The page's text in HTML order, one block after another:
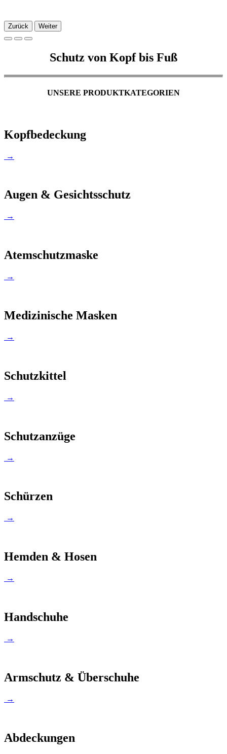
Zurück Weiter
Schutz von Kopf bis Fuß
UNSERE PRODUKTKATEGORIEN
Kopfbedeckung
→
Augen & Gesichtsschutz
→
Atemschutzmaske
→
Medizinische Masken
→
Schutzkittel
→
Schutzanzüge
→
Schürzen
→
Hemden & Hosen
→
Handschuhe
→
Armschutz & Überschuhe
→
Abdeckungen